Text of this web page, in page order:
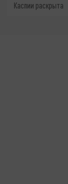
Каспии раскрыта